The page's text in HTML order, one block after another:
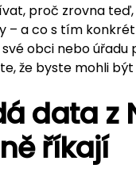
proč zrovna
– a co s tím
obci nebo úřadu
že byste mohli být
data z
říkají